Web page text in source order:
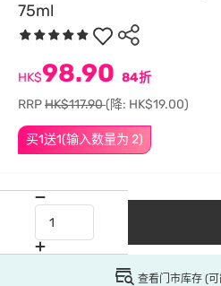
75ml
买1送1(输入数量为 2)
HK$98.90 84折
RRPHK$117.90(降: HK$19.00)
查看门市库存 (